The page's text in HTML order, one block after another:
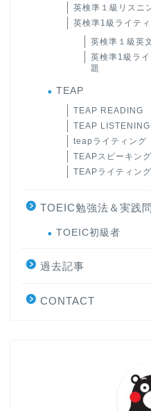
英検準１級リスニ
英検準1級ライテ
英検準１級英
英検準1級ラ
題
TEAP
TEAP READING
TEAP LISTENING
teapライティング
TEAPスピーキン
TEAPライティン
TOEIC勉強法＆実践
TOEIC初級者
過去記事
CONTACT
大